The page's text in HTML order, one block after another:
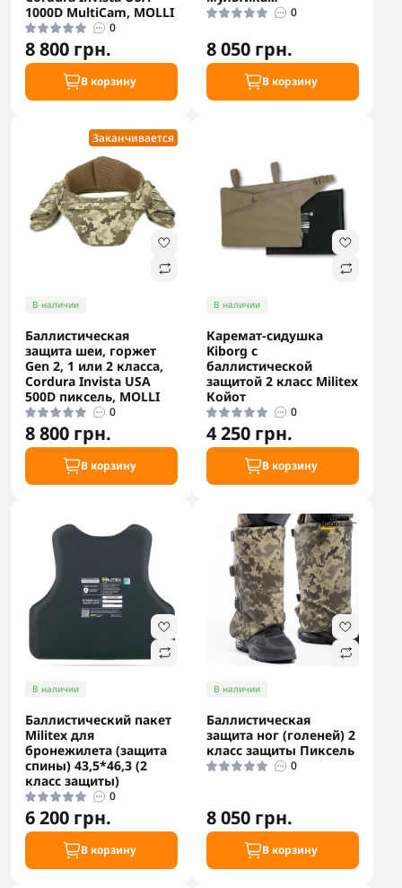
1000D MultiCam, MOLLI
0
8 800 грн.
В корзину
0
8 050 грн.
В корзину
Заканчивается
В наличии
Баллистическая
защита шеи, горжет
Gen 2, 1 или 2 класса,
Cordura Invista USA
500D пиксель, MOLLI
0
8 800 грн.
В корзину
В наличии
Каремат-сидушка
Kiborg с
баллистической
защитой 2 класс Militex
Койот
0
4 250 грн.
В корзину
В наличии
Баллистический пакет
Militex для
бронежилета (защита
спины) 43,5*46,3 (2
класс защиты)
0
6 200 грн.
В корзину
В наличии
Баллистическая
защита ног (голеней) 2
класс защиты Пиксель
0
8 050 грн.
В корзину